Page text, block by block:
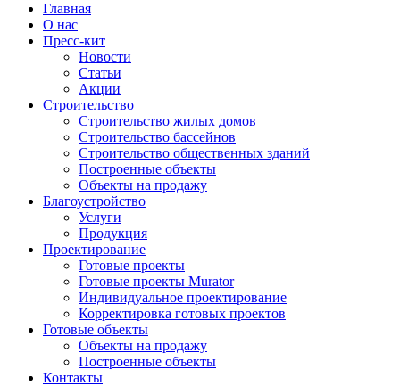
Главная
О нас
Пресс-кит
Новости
Статьи
Акции
Строительство
Строительство жилых домов
Строительство бассейнов
Строительство общественных зданий
Построенные объекты
Объекты на продажу
Благоустройство
Услуги
Продукция
Проектирование
Готовые проекты
Готовые проекты Murator
Индивидуальное проектирование
Корректировка готовых проектов
Готовые объекты
Объекты на продажу
Построенные объекты
Контакты